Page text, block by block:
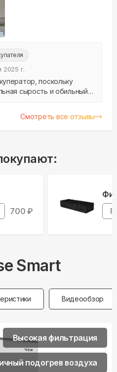
2025 г.
поскольку
сырость и обильный
Смотреть все отзывы
700 ₽ В
Smart
Видеообзор
Высокая фильтрация
подогрев воздуха